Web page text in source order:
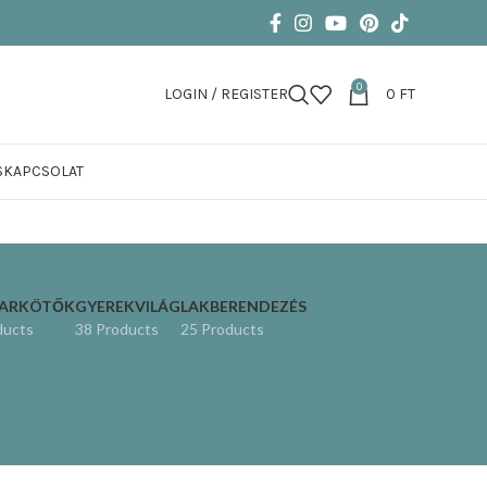
LOGIN / REGISTER 0 0 FT
KAPCSOLAT
GYEREKVILÁG
38 Products
LAKBERENDEZÉS
25 Products